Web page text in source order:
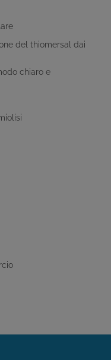
del thiomersal dai
chiaro e